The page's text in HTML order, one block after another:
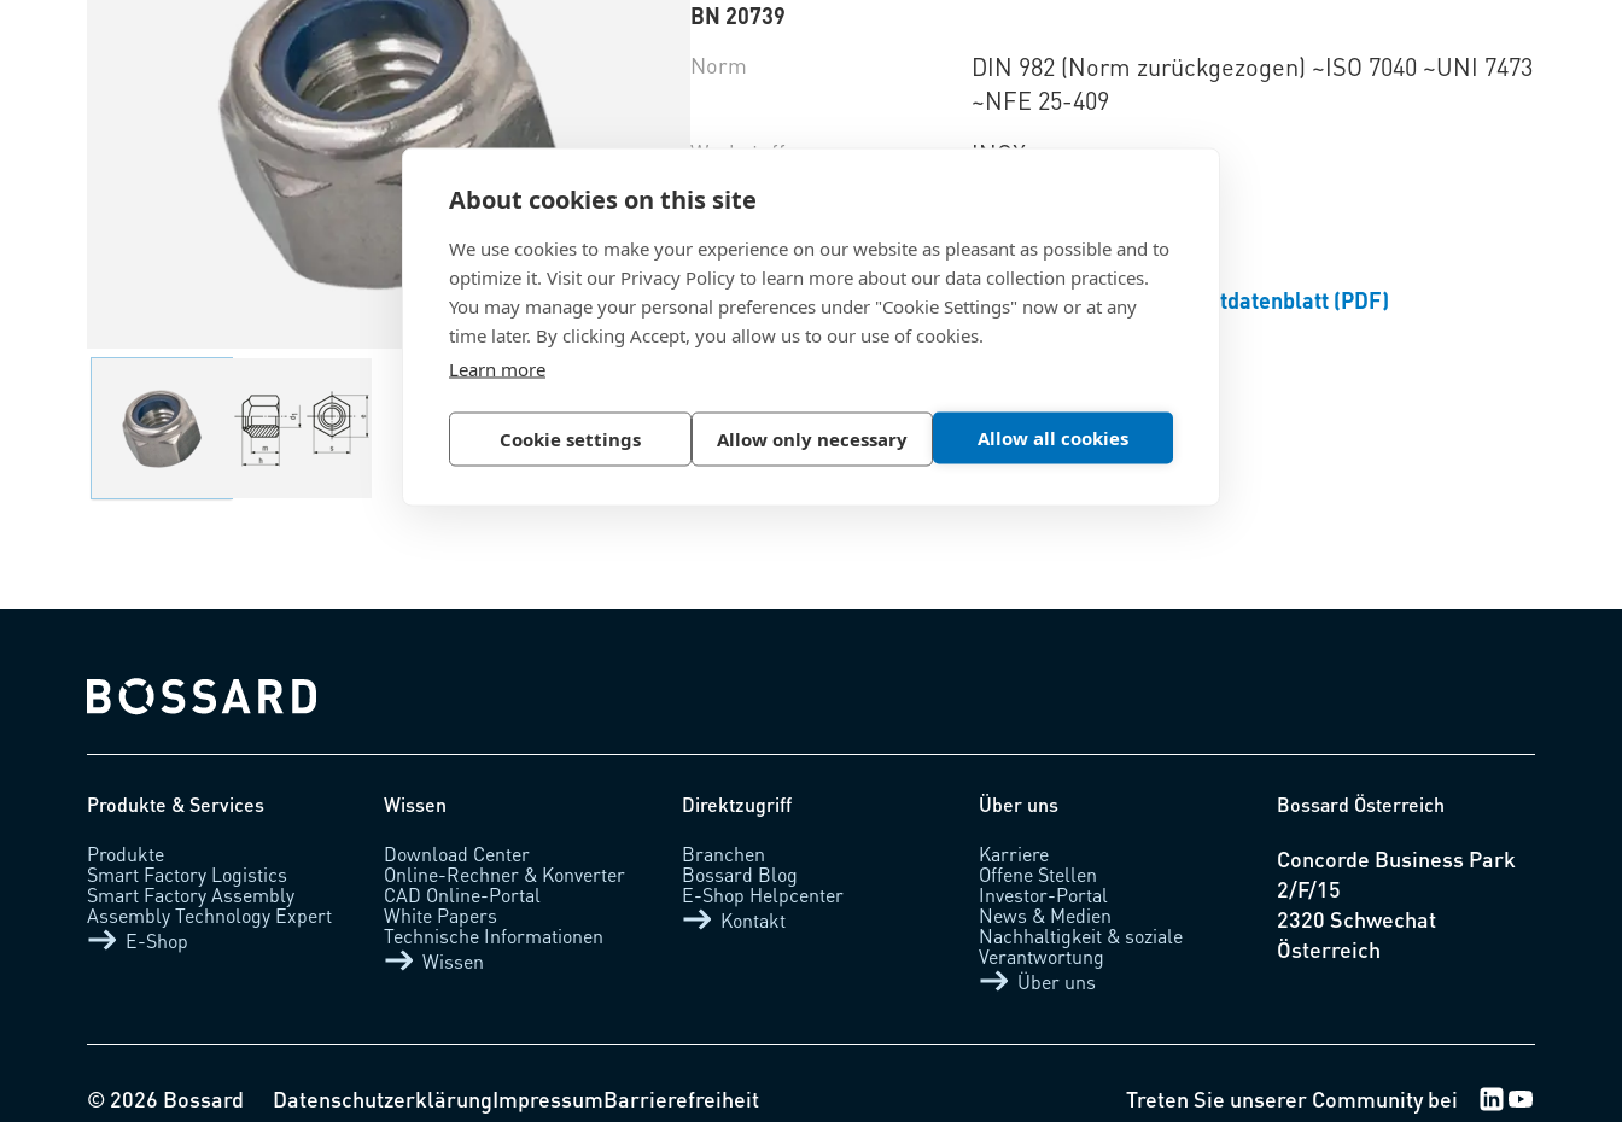
About cookies on this site
We use cookies to make your experience on our website as pleasant as possible and to
optimize it. Visit our Privacy Policy to learn more about our data collection practices.
You may manage your personal preferences under "Cookie Settings" now or at any
time later. By clicking Accept, you allow us to our use of cookies.
Learn more
Cookie settings Allow only necessary Allow all cookies
BN 20739
Norm
DIN 982 (Norm zurückgezogen) ~ISO 7040 ~UNI 7473
~NFE 25-409
Werkstoff INOX
Werkstoffsorte
Produktvariante wählen Produktdatenblatt (PDF)
Bossard homepage
Produkte & Services
Produkte
Smart Factory Logistics
Smart Factory Assembly
Assembly Technology Expert
E-Shop
Wissen
Download Center
Online-Rechner & Konverter
CAD Online-Portal
White Papers
Technische Informationen
Wissen
Direktzugriff
Branchen
Bossard Blog
E-Shop Helpcenter
Kontakt
Über uns
Karriere
Offene Stellen
Investor-Portal
News & Medien
Nachhaltigkeit & soziale
Verantwortung
Über uns
Bossard Österreich
Concorde Business Park
2/F/15
2320 Schwechat
Österreich
DatenschutzerklärungImpressumBarrierefreiheit
© 2026 Bossard Treten Sie unserer Community bei